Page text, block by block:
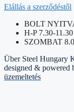
Elállás a szerződéstől
BOLT
H-P 7.30-
SZOMBAT
Über Steel Hungary
designed & powered
üzemeltetés